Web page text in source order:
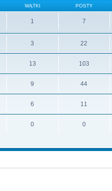
WĄTKI POSTY
1 7
3 22
13 103
9 44
6 11
0 0